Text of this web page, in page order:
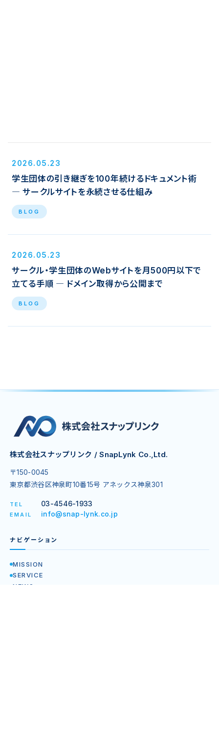
2026.05.23
学生団体の引き継ぎを100年続けるドキュメント術
― サークルサイトを永続させる仕組み
BLOG
2026.05.23
サークル・学生団体のWebサイトを月500円以下で
立てる手順 ― ドメイン取得から公開まで
BLOG
株式会社スナップリンク / SnapLynk Co.,Ltd.
〒150-0045
東京都渋谷区神泉町10番15号 アネックス神泉301
TEL 03-4546-1933
EMAIL info@snap-lynk.co.jp
ナビゲーション
MISSION
SERVICE
NEWS